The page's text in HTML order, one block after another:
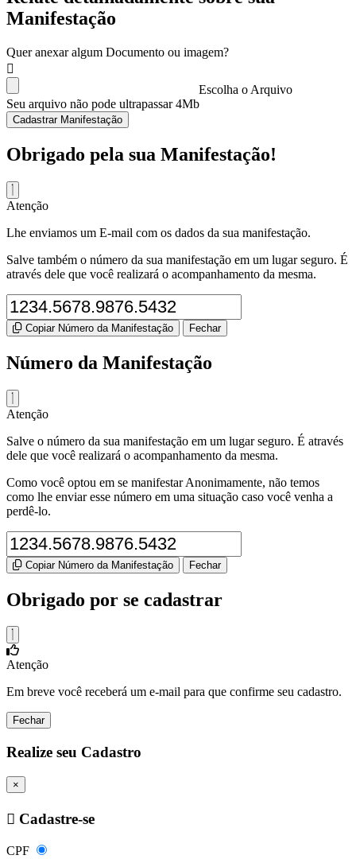
Manifestação
Quer anexar algum Documento ou imagem?
Escolha o Arquivo
Seu arquivo não pode ultrapassar 4Mb
Cadastrar Manifestação
Obrigado pela sua Manifestação!
Atenção
Lhe enviamos um E-mail com os dados da sua manifestação.
Salve também o número da sua manifestação em um lugar seguro. É
através dele que você realizará o acompanhamento da mesma.
Copiar Número da Manifestação Fechar
Número da Manifestação
Atenção
Salve o número da sua manifestação em um lugar seguro. É através
dele que você realizará o acompanhamento da mesma.
Como você optou em se manifestar Anonimamente, não temos
como lhe enviar esse número em uma situação caso você venha a
perdê-lo.
Copiar Número da Manifestação Fechar
Obrigado por se cadastrar
Atenção
Em breve você receberá um e-mail para que confirme seu cadastro.
Fechar
Realize seu Cadastro
×
Cadastre-se
CPF